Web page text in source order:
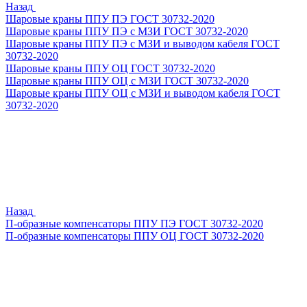
Назад
Шаровые краны ППУ ПЭ ГОСТ 30732-2020
Шаровые краны ППУ ПЭ с МЗИ ГОСТ 30732-2020
Шаровые краны ППУ ПЭ с МЗИ и выводом кабеля ГОСТ
30732-2020
Шаровые краны ППУ ОЦ ГОСТ 30732-2020
Шаровые краны ППУ ОЦ с МЗИ ГОСТ 30732-2020
Шаровые краны ППУ ОЦ с МЗИ и выводом кабеля ГОСТ
30732-2020
Назад
П-образные компенсаторы ППУ ПЭ ГОСТ 30732-2020
П-образные компенсаторы ППУ ОЦ ГОСТ 30732-2020